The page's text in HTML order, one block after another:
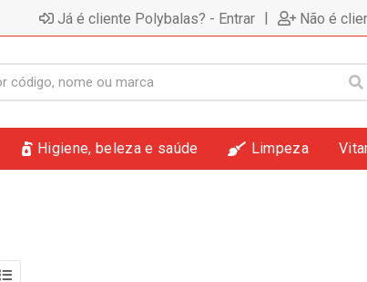
Já é cliente Polybalas? - Entrar | Não é
Higiene, beleza e saúde Limpeza